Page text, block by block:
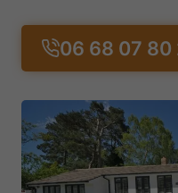
06 68 07 80